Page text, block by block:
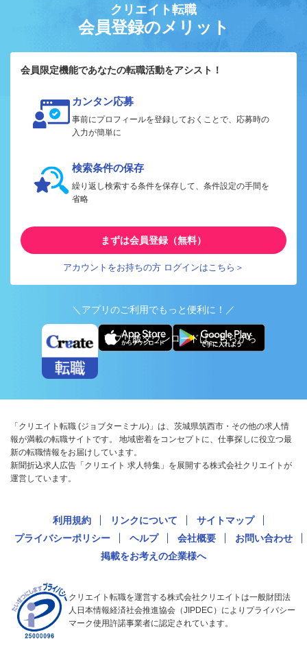
クリエイト転職
会員登録のメリット
会員限定機能であなたの転職活動をアシスト！
カンタン応募
事前にプロフィールを登録しておくことで、応募時の
入力が簡単に
検索条件の保存
繰り返し検索する条件を保存して、条件設定の手間を
省略
まずは会員登録（無料）
アカウントをお持ちの方 ログインはこちら＞
＼アプリのご利用でもっと便利に！／
アプリ版ダウンロードはこちらから
「クリエイト転職 (ジョブターミナル)」は、茨城県筑西市・その他の求人情
報が満載の転職サイトです。 地域密着をコンセプトに、仕事探しに役立つ最
新の転職情報をお届けしています。
新聞折込求人広告「クリエイト 求人特集」を展開する株式会社クリエイトが
運営しています。
利用規約 リンクについて
サイトマップ
プライバシーポリシー
ヘルプ 会社概要
お問い合わせ
掲載をお考えの企業様へ
クリエイト転職を運営する株式会社クリエイトは一般財団法
人日本情報経済社会推進協会（JIPDEC）によりプライバシー
マーク使用許諾事業者に認定されています。